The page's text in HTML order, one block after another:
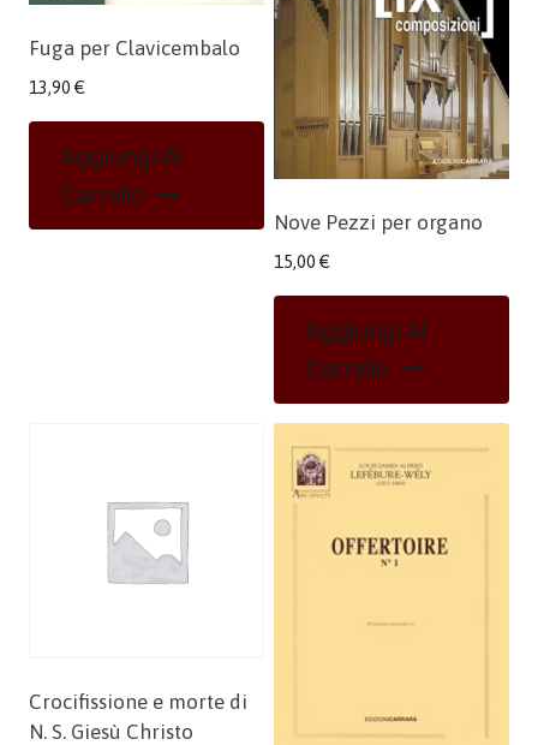
Fuga per Clavicembalo
13,90 €
Aggiungi Al
Carrello
Nove Pezzi per organo
15,00 €
Aggiungi Al
Carrello
Crocifissione e morte di
N. S. Giesù Christo